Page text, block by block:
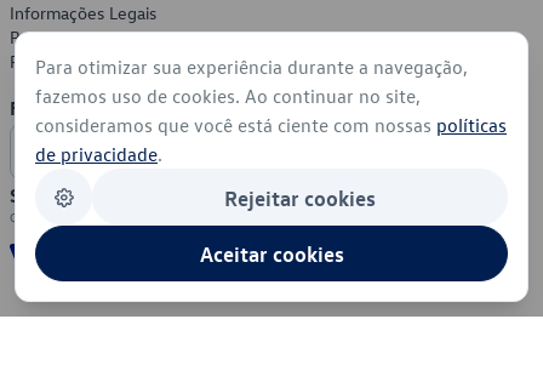
Informações Legais
Política de Privacidade
Política de Cookies
Formas de Pagamento
Segurança
Para otimizar sua experiência durante a navegação,
fazemos uso de cookies. Ao continuar no site,
consideramos que você está ciente com nossas políticas
de privacidade.
Rejeitar cookies
Aceitar cookies